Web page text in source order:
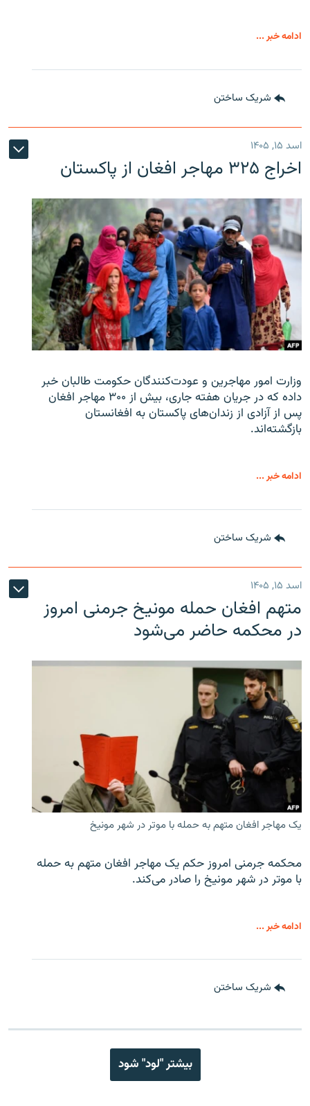
ادامه خبر ...
شریک ساختن
اسد ۱۵, ۱۴۰۵
اخراج ۳۲۵ مهاجر افغان از پاکستان
وزارت امور مهاجرین و عودت‌کنندگان حکومت طالبان خبر
داده که در جریان هفته جاری، بیش از ۳۰۰ مهاجر افغان
پس از آزادی از زندان‌های پاکستان به افغانستان
بازگشته‌اند.
ادامه خبر ...
شریک ساختن
اسد ۱۵, ۱۴۰۵
متهم افغان حمله مونیخ جرمنی امروز
در محکمه حاضر می‌شود
یک مهاجر افغان متهم به حمله با موتر در شهر مونیخ
محکمه جرمنی امروز حکم یک مهاجر افغان متهم به حمله
با موتر در شهر مونیخ را صادر می‌کند.
ادامه خبر ...
شریک ساختن
بیشتر "لود" شود